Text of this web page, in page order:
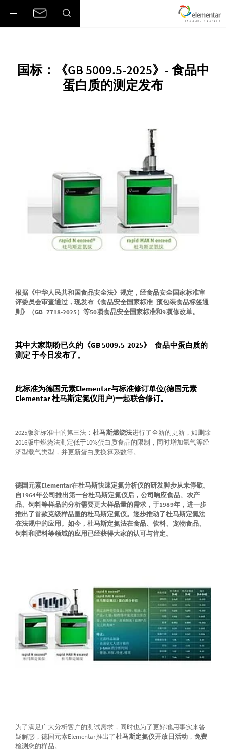
国标：《GB 5009.5-2025》- 食品中
蛋白质的测定发布
根据《中华人民共和国食品安全法》规定，经食品安全国家标准审
评委员会审查通过，现发布《食品安全国家标准 预包装食品标签通
则》（GB 7718-2025）等50项食品安全国家标准和9项修改单。
其中大家期盼已久的《GB 5009.5-2025》- 食品中蛋白质的
测定 于今日发布了。
此标准为德国元素Elementar与标准修订单位(德国元素
Elementar 杜马斯定氮仪用户)一起联合修订。
2025版新标准中的第三法： 杜马斯燃烧法进行了全新的更新，如删除
2016版中燃烧法测定低于10%蛋白质食品的限制，同时增加氩气等经
济型载气类型，并更新蛋白质换算系数等。
德国元素Elementar在杜马斯快速定氮分析仪的研发脚步从未停歇。
自1964年公司推出第一台杜马斯定氮仪后，公司响应食品、农产
品、饲料等样品的分析需要更大样品量的需求，于1989年，进一步
推出了首款克级样品量的杜马斯定氮仪。逐步推动了杜马斯定氮法
在法规中的应用。如今，杜马斯定氮法在食品、饮料、宠物食品、
饲料和肥料等领域的应用已经获得大家的认可与肯定。
为了满足广大分析客户的测试需求，同时也为了更好地用事实来答
疑解惑，德国元素Elementar推出了杜马斯定氮仪开放日活动， 免费
检测您的样品。